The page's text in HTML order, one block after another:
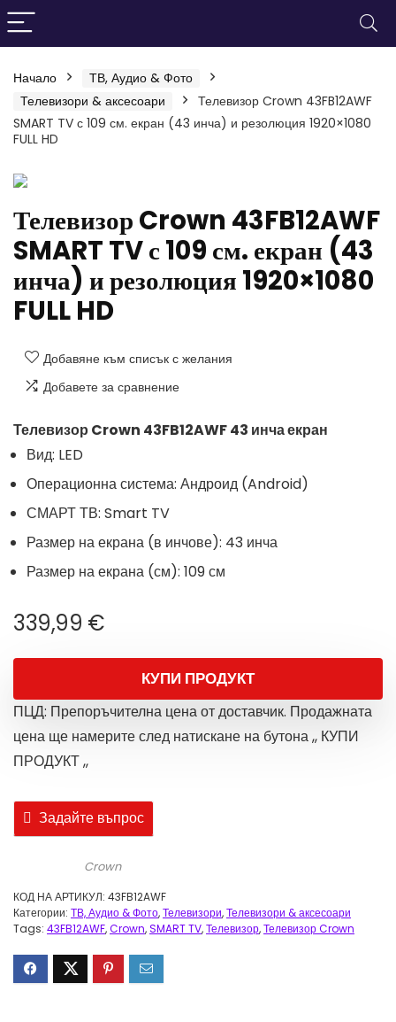
Начало
ТВ, Аудио & Фото
Телевизори & аксесоари
Телевизор Crown 43FB12AWF
SMART TV с 109 см. екран (43 инча) и резолюция 1920×1080
FULL HD
Телевизор Crown 43FB12AWF
SMART TV с 109 см. екран (43
инча) и резолюция 1920×1080
FULL HD
Добавяне към списък с желания
Добавете за сравнение
Телевизор Crown 43FB12AWF 43 инча екран
Вид: LED
Операционна система: Андроид (Android)
СМАРТ ТВ: Smart TV
Размер на екрана (в инчове): 43 инча
Размер на екрана (см): 109 см
339,99 €
КУПИ ПРОДУКТ
ПЦД: Препоръчителна цена от доставчик. Продажната
цена ще намерите след натискане на бутона ,, КУПИ
ПРОДУКТ ,,
Задайте въпрос
Crown
КОД НА АРТИКУЛ: 43FB12AWF
Категории: ТВ, Аудио & Фото,Телевизори,Телевизори & аксесоари
Tags: 43FB12AWF,Crown,SMART TV,Телевизор,Телевизор Crown